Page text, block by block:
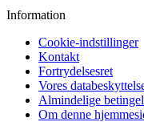
Information
Cookie-indstillinger
Kontakt
Fortrydelsesret
Vores
Almindelige
Om denne